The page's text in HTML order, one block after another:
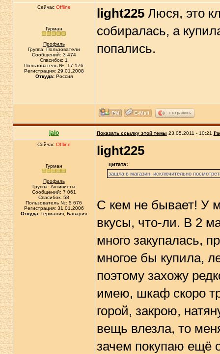
Сейчас Offline
Гурман
Профиль
Группа: Пользователи
Сообщений: 3 474
Спасибок: 1
Пользователь №: 17 176
Регистрация: 29.01.2008
Откуда:Россия
light225Люся, это
собиралась, а
попались.
сохранить
jalo Показать ссылку этой темы 23.05.2011 - 10:21
Сейчас Offline
Гурман
Профиль
Группа: Активисты
Сообщений: 7 061
Спасибок: 58
Пользователь №: 5 676
Регистрация: 31.01.2006
Откуда: Германия, Бавария
light225
цитата:
зашла в магазин, исключительно
С кем не бывает! У
вкусы, что-ли. В 2
много закупалась,
многое бы купила,
поэтому захожу
имею, шкаф скоро
горой, закрою,
вещь влезла, то
зачем покупаю ещё